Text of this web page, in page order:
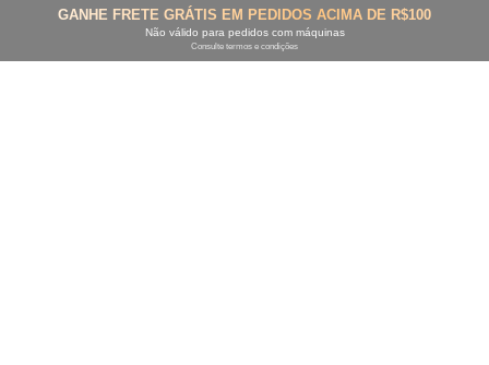
GANHE FRETE GRÁTIS EM PEDIDOS ACIMA DE R$100
Não válido para pedidos com máquinas
Consulte termos e condições